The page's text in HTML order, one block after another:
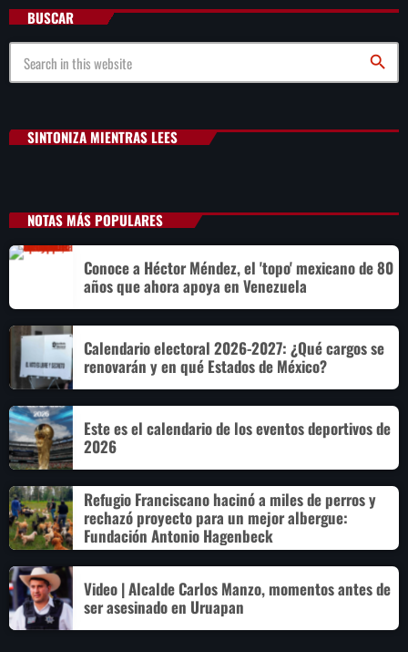
BUSCAR
search
SINTONIZA MIENTRAS LEES
NOTAS MÁS POPULARES
Conoce a Héctor Méndez, el 'topo' mexicano de 80
años que ahora apoya en Venezuela
Calendario electoral 2026-2027: ¿Qué cargos se
renovarán y en qué Estados de México?
Este es el calendario de los eventos deportivos de
2026
Refugio Franciscano hacinó a miles de perros y
rechazó proyecto para un mejor albergue:
Fundación Antonio Hagenbeck
Video | Alcalde Carlos Manzo, momentos antes de
ser asesinado en Uruapan